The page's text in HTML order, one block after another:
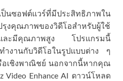
เป็นซอฟต์แวร์ที่มีประสิทธิภาพใน
รุงคุณภาพของวิดีโอสำหรับผู้ใช้
และมีคุณภาพสูง โปรแกรมนี้
ำงานกับวิดีโอในรูปแบบต่าง ๆ
อเชิงพาณิชย์ นอกจากนี้หากคุณ
Video Enhance AI ดาวน์โหลด